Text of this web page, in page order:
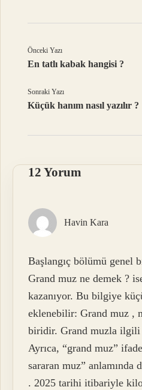
Önceki Yazı
En tatlı kabak hangisi ?
Sonraki Yazı
Küçük hanım nasıl yazılır ?
12 Yorum
Havin Kara
Başlangıç bölümü genel
Grand muz ne demek ?
kazanıyor. Bu bilgiye
eklenebilir: Grand muz ,
biridir. Grand muzla ilgili
Ayrıca, “grand muz”
sararan muz” anlamında
. 2025 tarihi itibariyle